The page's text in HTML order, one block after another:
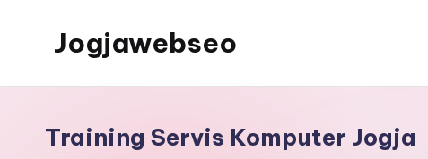
Jogjawebseo
Training Servis Komputer Jogja